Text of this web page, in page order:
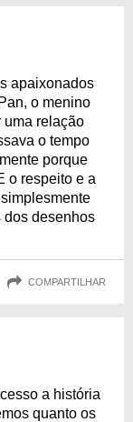
apaixonados
o menino
uma relação
o tempo
porque
o respeito e a
dos desenhos
COMPARTILHAR
a história
quanto os